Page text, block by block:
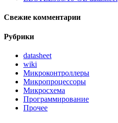
Свежие комментарии
Рубрики
datasheet
wiki
Микроконтроллеры
Микропроцессоры
Микросхема
Программирование
Прочее